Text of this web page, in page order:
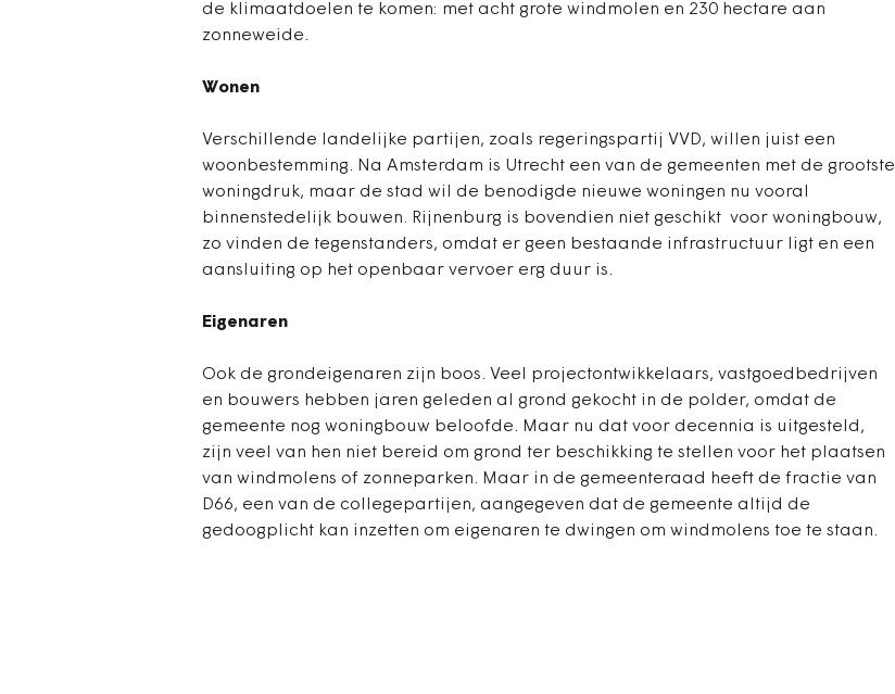
de klimaatdoelen te komen: met acht grote windmolen en 230 hectare aan
zonneweide.
Wonen
Verschillende landelijke partijen, zoals regeringspartij VVD, willen juist een
woonbestemming. Na Amsterdam is Utrecht een van de gemeenten met de grootste
woningdruk, maar de stad wil de benodigde nieuwe woningen nu vooral
binnenstedelijk bouwen. Rijnenburg is bovendien niet geschikt voor woningbouw,
zo vinden de tegenstanders, omdat er geen bestaande infrastructuur ligt en een
aansluiting op het openbaar vervoer erg duur is.
Eigenaren
Ook de grondeigenaren zijn boos. Veel projectontwikkelaars, vastgoedbedrijven
en bouwers hebben jaren geleden al grond gekocht in de polder, omdat de
gemeente nog woningbouw beloofde. Maar nu dat voor decennia is uitgesteld,
zijn veel van hen niet bereid om grond ter beschikking te stellen voor het plaatsen
van windmolens of zonneparken. Maar in de gemeenteraad heeft de fractie van
D66, een van de collegepartijen, aangegeven dat de gemeente altijd de
gedoogplicht kan inzetten om eigenaren te dwingen om windmolens toe te staan.